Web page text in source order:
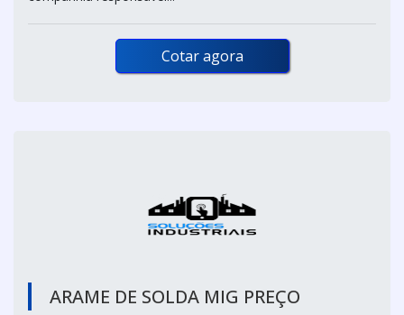
Cotar agora
ARAME DE SOLDA MIG PREÇO